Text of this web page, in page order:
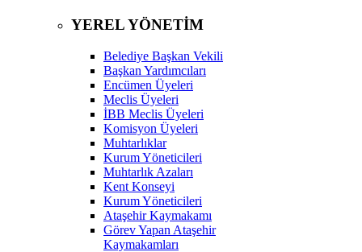
YEREL YÖNETİM
Belediye Başkan Vekili
Başkan Yardımcıları
Encümen Üyeleri
Meclis Üyeleri
İBB Meclis Üyeleri
Komisyon Üyeleri
Muhtarlıklar
Kurum Yöneticileri
Muhtarlık Azaları
Kent Konseyi
Kurum Yöneticileri
Ataşehir Kaymakamı
Görev Yapan Ataşehir
Kaymakamları